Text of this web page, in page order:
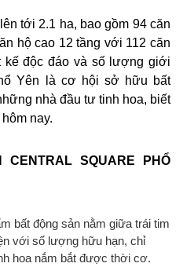
tới 2.1 ha, bao gồm 94 căn
hộ cao 12 tầng với 112 căn
kế độc đáo và số lượng giới
Yên là cơ hội sở hữu bất
nhà đầu tư tinh hoa, biết
nay.
SQUARE PHỔ
bất động sản nằm giữa trái tim
với số lượng hữu hạn, chỉ
hoa nắm bắt được thời cơ.